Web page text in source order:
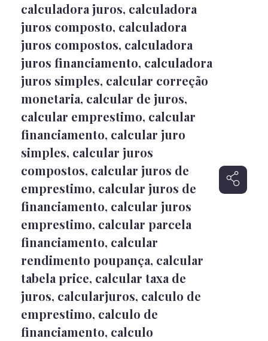
calculadora juros, calculadora
juros composto, calculadora
juros compostos, calculadora
juros financiamento, calculadora
juros simples, calcular correção
monetaria, calcular de juros,
calcular emprestimo, calcular
financiamento, calcular juro
simples, calcular juros
compostos, calcular juros de
emprestimo, calcular juros de
financiamento, calcular juros
emprestimo, calcular parcela
financiamento, calcular
rendimento poupança, calcular
tabela price, calcular taxa de
juros, calcularjuros, calculo de
emprestimo, calculo de
financiamento, calculo